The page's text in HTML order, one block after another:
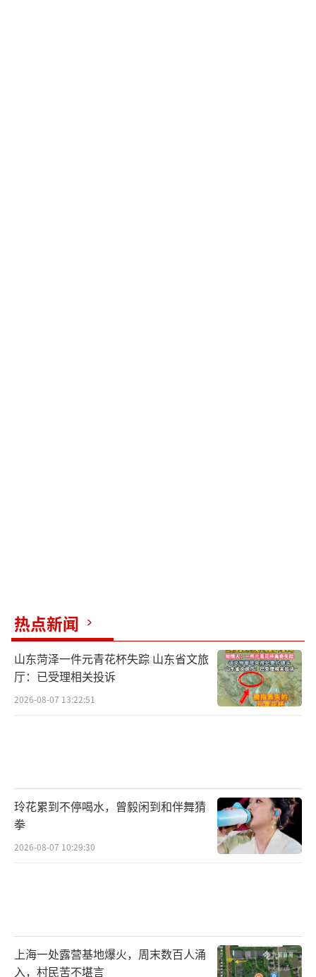
热点新闻
山东菏泽一件元青花杯失踪 山东省文旅
厅：已受理相关投诉
2026-08-07 13:22:51
玲花累到不停喝水，曾毅闲到和伴舞猜
拳
2026-08-07 10:29:30
上海一处露营基地爆火，周末数百人涌
入，村民苦不堪言